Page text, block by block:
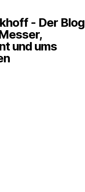
- Der Blog
und ums